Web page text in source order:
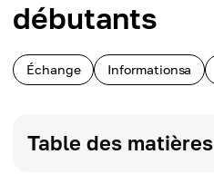
débutants
Échange Informationsa
Table des matières